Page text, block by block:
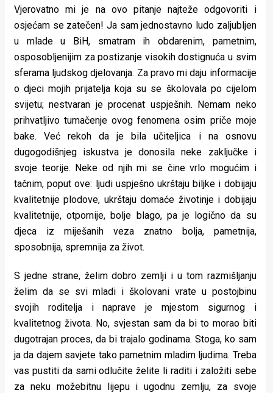
Vjerovatno mi je na ovo pitanje najteže odgovoriti i
osjećam se zatečen! Ja sam jednostavno ludo zaljubljen
u mlade u BiH, smatram ih obdarenim, pametnim,
osposobljenijim za postizanje visokih dostignuća u svim
sferama ljudskog djelovanja. Za pravo mi daju informacije
o djeci mojih prijatelja koja su se školovala po cijelom
svijetu; nestvaran je procenat uspješnih. Nemam neko
prihvatljivo tumačenje ovog fenomena osim priče moje
bake. Već rekoh da je bila učiteljica i na osnovu
dugogodišnjeg iskustva je donosila neke zaključke i
svoje teorije. Neke od njih mi se čine vrlo mogućim i
tačnim, poput ove: ljudi uspješno ukrštaju biljke i dobijaju
kvalitetnije plodove, ukrštaju domaće životinje i dobijaju
kvalitetnije, otpornije, bolje blago, pa je logično da su
djeca iz miješanih veza znatno bolja, pametnija,
sposobnija, spremnija za život.
S jedne strane, želim dobro zemlji i u tom razmišljanju
želim da se svi mladi i školovani vrate u postojbinu
svojih roditelja i naprave je mjestom sigurnog i
kvalitetnog života. No, svjestan sam da bi to morao biti
dugotrajan proces, da bi trajalo godinama. Stoga, ko sam
ja da dajem savjete tako pametnim mladim ljudima. Treba
vas pustiti da sami odlučite želite li raditi i založiti sebe
za neku možebitnu lijepu i ugodnu zemlju, za svoje